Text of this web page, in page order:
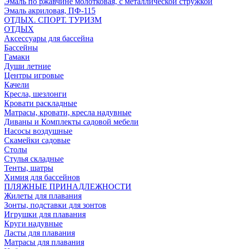
Эмаль акриловая, ПФ-115
ОТДЫХ. СПОРТ. ТУРИЗМ
ОТДЫХ
Аксессуары для бассейна
Бассейны
Гамаки
Души летние
Центры игровые
Качели
Кресла, шезлонги
Кровати раскладные
Матрасы, кровати, кресла надувные
Диваны и Комплекты садовой мебели
Насосы воздушные
Скамейки садовые
Столы
Стулья складные
Тенты, шатры
Химия для бассейнов
ПЛЯЖНЫЕ ПРИНАДЛЕЖНОСТИ
Жилеты для плавания
Зонты, подставки для зонтов
Игрушки для плавания
Круги надувные
Ласты для плавания
Матрасы для плавания